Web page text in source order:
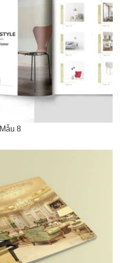
Mẫu 8